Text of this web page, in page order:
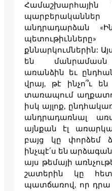
Համաշխարհային
անդրադարձան
քննարկումներին:
են մանրամասն
առանձին եւ
վրայ, թէ ինչո՞ւ
տառապում
իսկ այլոք,
անդրադառնալ
այնքան էլ
բայց կը փորձեմ
ինչպէ՛ս են
այս թեմայի
շատերին կը
պատճառով, որ դրա